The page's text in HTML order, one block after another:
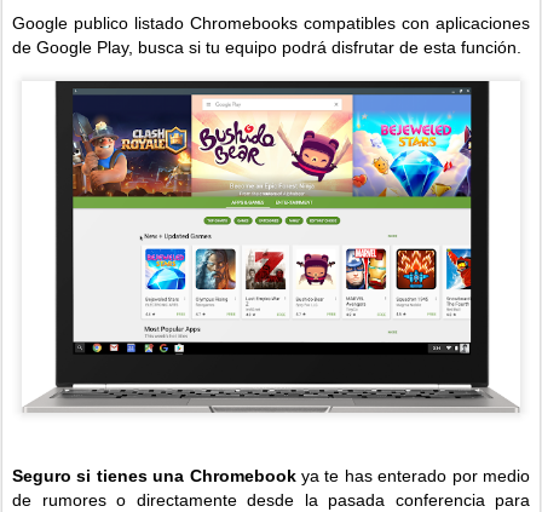
Google publico listado Chromebooks compatibles con aplicaciones
de Google Play, busca si tu equipo podrá disfrutar de esta función.
Seguro si tienes una Chromebookya te has enterado por medio
de rumores o directamente desde la pasada conferencia para